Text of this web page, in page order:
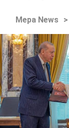
Mepa News >